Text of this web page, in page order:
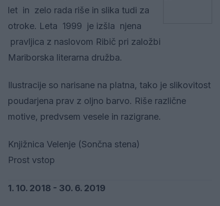
let in zelo rada riše in slika tudi za
otroke. Leta 1999 je izšla njena
pravljica z naslovom Ribič pri založbi
Mariborska literarna družba.
Ilustracije so narisane na platna, tako je slikovitost
poudarjena prav z oljno barvo. Riše različne
motive, predvsem vesele in razigrane.
Knjižnica Velenje (Sončna stena)
Prost vstop
1. 10. 2018 - 30. 6. 2019